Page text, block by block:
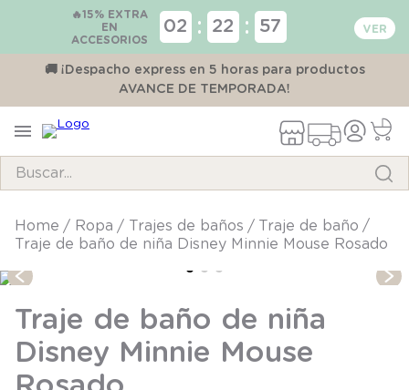
🔥15% EXTRA
EN
ACCESORIOS
02 : 22 : 56
🚚 ¡Despacho express en 5 horas para productos
AVANCE DE TEMPORADA!
ropa trajes de baños
traje de baño
Traje de baño de niña Disney Minnie Mouse Rosado
Traje de baño de niña
Disney Minnie Mouse
TÉRMINOS MÁS BUSCADOS
1.
3.
zapatillas
4 .
body
5.
panty